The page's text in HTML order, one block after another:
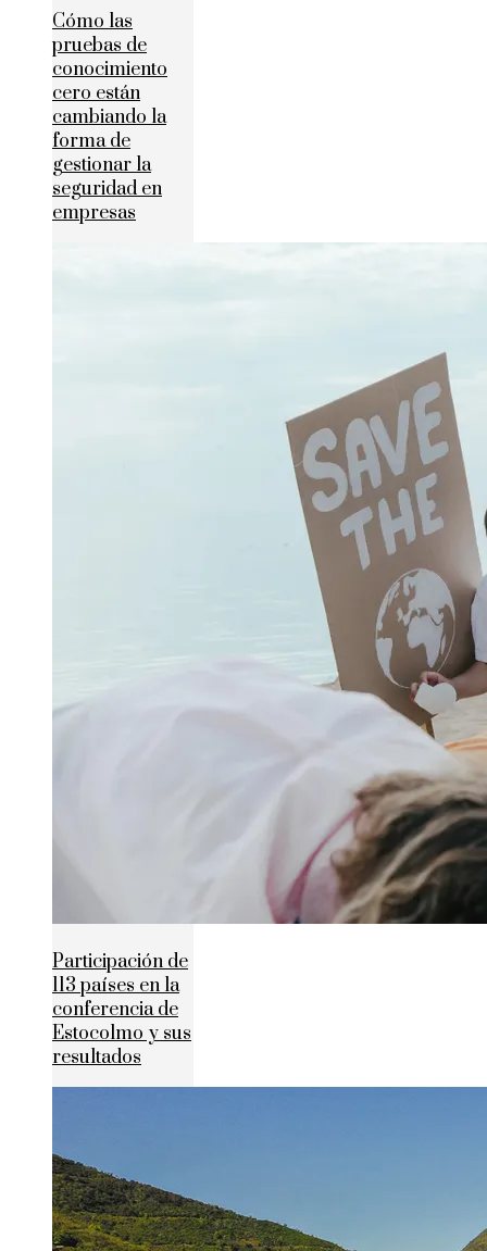
Cómo las
pruebas de
conocimiento
cero están
cambiando la
forma de
gestionar la
seguridad en
empresas
Participación de
113 países en la
conferencia de
Estocolmo y sus
resultados